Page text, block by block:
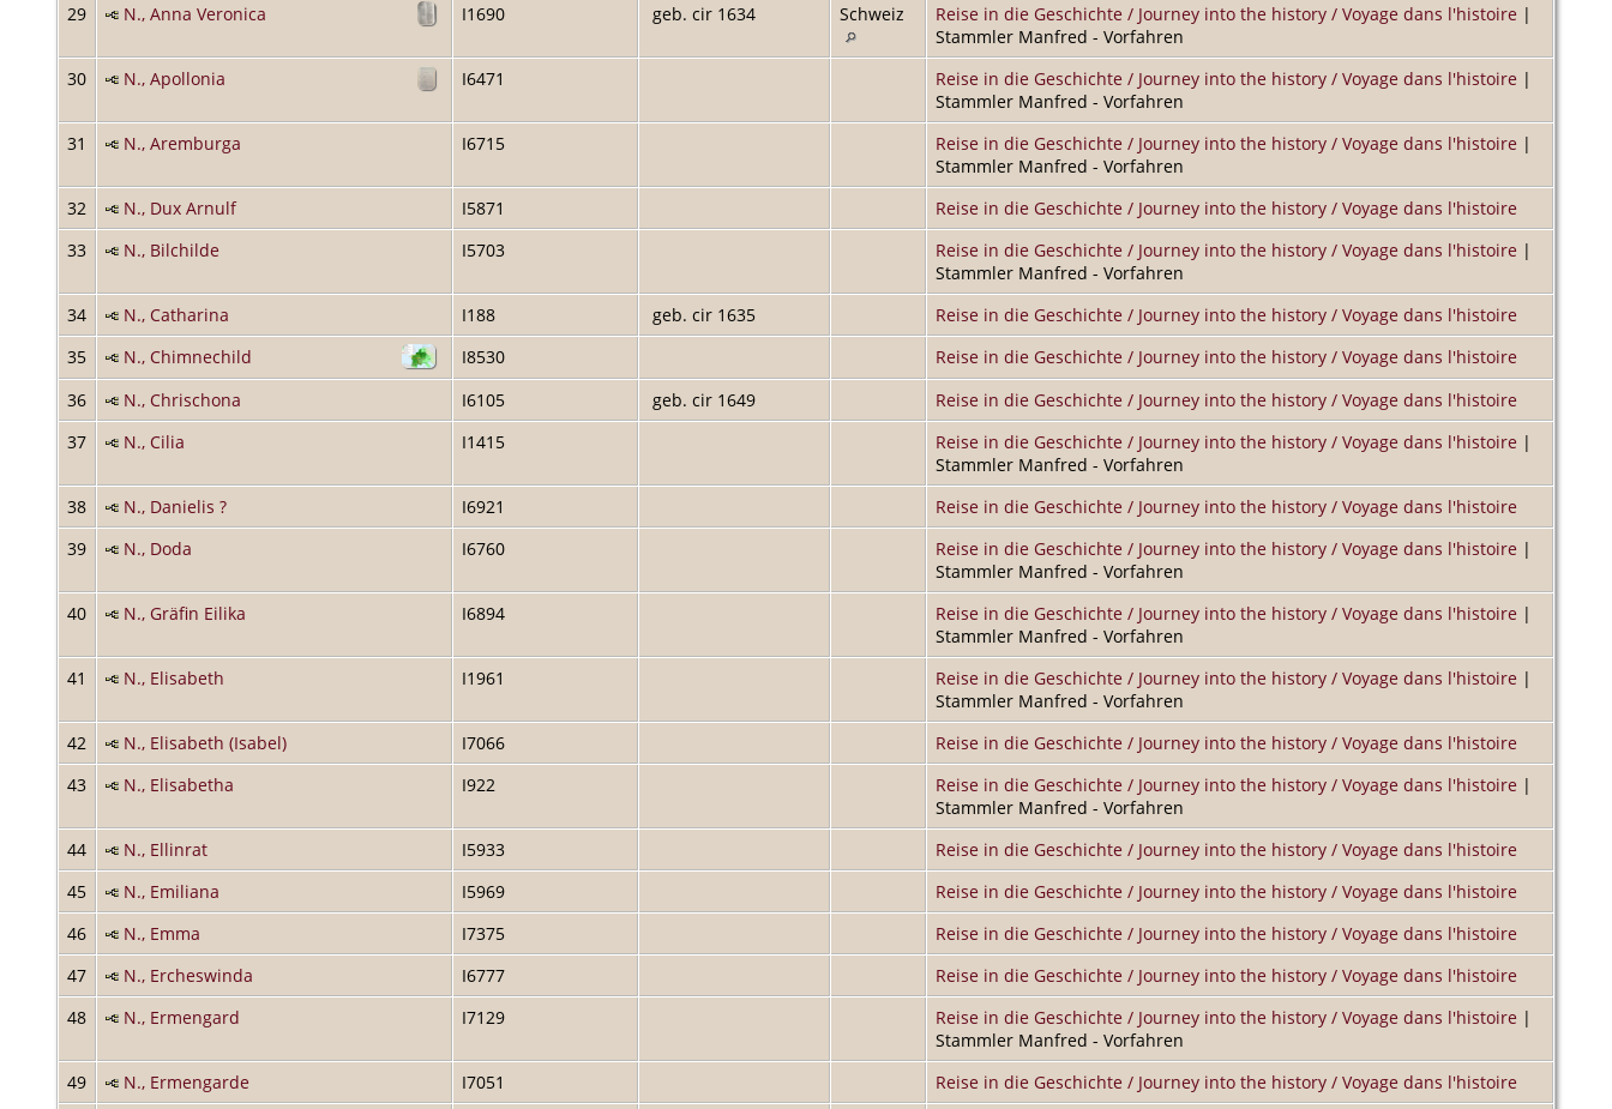
29
N., Anna Veronica I1690 geb. cir 1634 Schweiz Reise in die Geschichte / Journey into the history / Voyage dans l'histoire |
Stammler Manfred - Vorfahren
30
N., Apollonia I6471 Reise in die Geschichte / Journey into the history / Voyage dans l'histoire |
Stammler Manfred - Vorfahren
31
N., Aremburga I6715 Reise in die Geschichte / Journey into the history / Voyage dans l'histoire |
Stammler Manfred - Vorfahren
32
N., Dux Arnulf I5871
Reise in die Geschichte / Journey into the history / Voyage dans l'histoire
33
N., Bilchilde I5703 Reise in die Geschichte / Journey into the history / Voyage dans l'histoire |
Stammler Manfred - Vorfahren
34
N., Catharina I188 geb. cir 1635
Reise in die Geschichte / Journey into the history / Voyage dans l'histoire
35
N., Chimnechild I8530
Reise in die Geschichte / Journey into the history / Voyage dans l'histoire
36
N., Chrischona I6105 geb. cir 1649
Reise in die Geschichte / Journey into the history / Voyage dans l'histoire
37
N., Cilia I1415 Reise in die Geschichte / Journey into the history / Voyage dans l'histoire |
Stammler Manfred - Vorfahren
38
N., Danielis ? I6921
Reise in die Geschichte / Journey into the history / Voyage dans l'histoire
39
N., Doda I6760 Reise in die Geschichte / Journey into the history / Voyage dans l'histoire |
Stammler Manfred - Vorfahren
40
N., Gräfin Eilika I6894 Reise in die Geschichte / Journey into the history / Voyage dans l'histoire |
Stammler Manfred - Vorfahren
41
N., Elisabeth I1961 Reise in die Geschichte / Journey into the history / Voyage dans l'histoire |
Stammler Manfred - Vorfahren
42
N., Elisabeth (Isabel) I7066
Reise in die Geschichte / Journey into the history / Voyage dans l'histoire
43
N., Elisabetha I922 Reise in die Geschichte / Journey into the history / Voyage dans l'histoire |
Stammler Manfred - Vorfahren
44
N., Ellinrat I5933
Reise in die Geschichte / Journey into the history / Voyage dans l'histoire
45
N., Emiliana I5969
Reise in die Geschichte / Journey into the history / Voyage dans l'histoire
46
N., Emma I7375
Reise in die Geschichte / Journey into the history / Voyage dans l'histoire
47
N., Ercheswinda I6777
Reise in die Geschichte / Journey into the history / Voyage dans l'histoire
48
N., Ermengard I7129 Reise in die Geschichte / Journey into the history / Voyage dans l'histoire |
Stammler Manfred - Vorfahren
49
N., Ermengarde I7051
Reise in die Geschichte / Journey into the history / Voyage dans l'histoire